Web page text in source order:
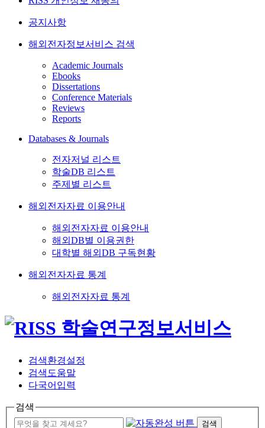
공지사항
해외전자정보서비스 검색
Academic Journals
Ebooks
Dissertations
Conference Materials
Reviews
Reports
Databases & Journals
전자저널 리스트
학술DB 리스트
주제별 리스트
해외전자자료 이용안내
해외전자자료 이용안내
해외DB별 이용권한
대학별 해외DB 구독현황
해외전자자료 통계
해외전자자료 통계
검색환경설정
검색도움말
다국어입력
검색
검색